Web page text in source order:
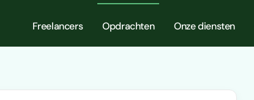
Freelancers Opdrachten Onze diensten